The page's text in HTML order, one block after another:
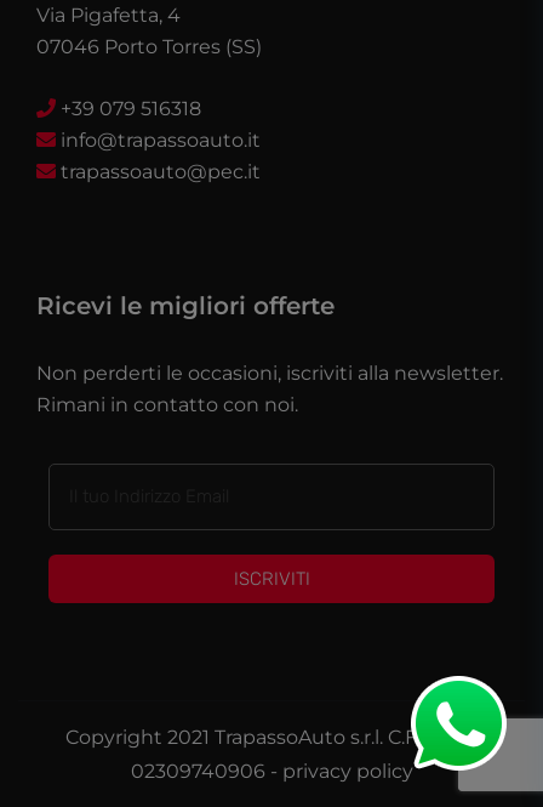
Via Pigafetta, 4
07046 Porto Torres (SS)
+39 079 516318
info@trapassoauto.it
trapassoauto@pec.it
Ricevi le migliori offerte
Non perderti le occasioni, iscriviti alla newsletter.
Rimani in contatto con noi.
ISCRIVITI
Copyright 2021 TrapassoAuto s.r.l. C.F./P.IVA
02309740906 - privacy policy